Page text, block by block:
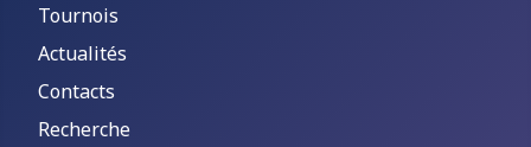
Tournois
Actualités
Contacts
Recherche